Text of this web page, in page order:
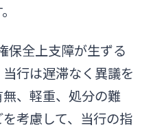
保全上支障が生ずる
行は遅滞なく異議を
、軽重、処分の難
考慮して、当行の指